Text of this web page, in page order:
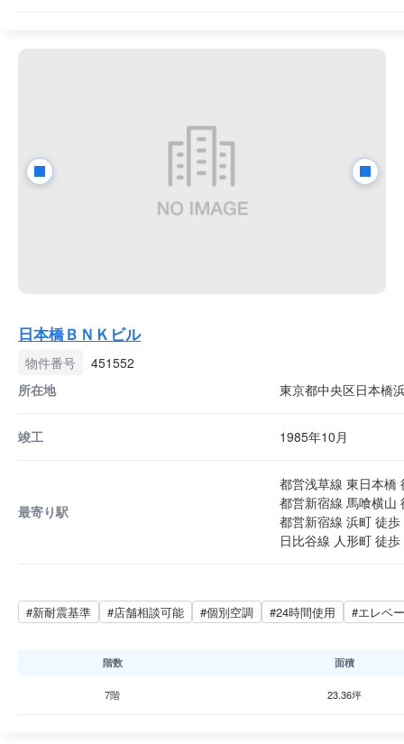
日本橋ＢＮＫビル
物件番号
451552
所在地
東京都中央区日本橋
竣工 1985年10月
最寄り駅
都営浅草線 東日本橋
都営新宿線 馬喰横山
都営新宿線 浜町 徒歩
日比谷線 人形町 徒
#新耐震基準 #店舗相談可能 #個別空調 #24時間使用 #エレベ
階数 面積
7階 23.36坪